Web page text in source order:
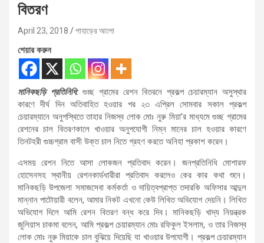
বিতরণ
April 23, 2018 পাহাড়ের আলো
শেয়ার করুন
মানিকছড়ি প্রতিনিধি: গুচ্ছ গ্রামের রেশন বিতরনে প্রকল্প চেয়ারম্যান অসুস্থার
কারণে দীর্ঘ দিন অতিবাহিত হওয়ার পর ২৩ এপ্রিল সোমবার সকাল প্রকল্প
চেয়ারম্যানে অনুপস্থিতে তাহার নিজস্ব লোক মোঃ নুরু মিয়া’র মাধ্যমে গুচ্ছ গ্রামের
রেশনের চাল বিতরণকালে খাওয়ার অনুপযোগী নিম্ন মানের চাল হওয়ার কারণে
তিনটহরী গুচ্চগ্রাম বাসী উক্ত চাল নিতে গ্রহণ করতে অনিহা প্রকাশ করেন।
এসময় রেশন নিতে আসা লোকজন প্রতিবাদ করেন। জনপ্রতিনিধি মোশারফ
হোসেনসহ স্থানীয় রেশনকার্ডধারীরা প্রতিবাদ করলেও কের কার কথা শুনে।
মানিকছড়ি উপজেলা সমাজসেবা কর্মকর্তা ও দায়িত্বপ্রাপ্ত তদারকি অফিসার আব্দুল
মান্নান পাটোয়ারী বলেন, আমার নিকট এখনো কেউ লিখিত অভিযোগ দেয়নি। লিখিত
অভিযোগ দিলে আমি রেশন বিতরণ বন্ধ করে দিব। মানিকছড়ি খাদ্য নিয়ন্ত্রক
জুলিয়াস চাকমা বলেন, আমি প্রকল্প চেয়ারম্যান মোঃ রফিকুল ইসলাম, ও তার নিজস্ব
লোক মোঃ নুরু মিয়াকে চাল বুঝিয়ে দিয়েছি যা খাওয়ার উপযোগী। প্রকল্প চেয়ারম্যান